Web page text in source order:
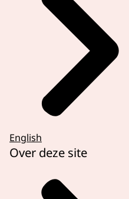
English
Over deze site